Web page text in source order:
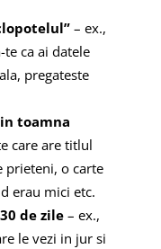
– ex.,
ca ai datele
pregateste
toamna
care are titlul
prieteni, o carte
erau mici etc.
de zile– ex.,
le vezi in jur si